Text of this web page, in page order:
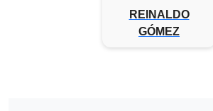
REINALDO
GÓMEZ